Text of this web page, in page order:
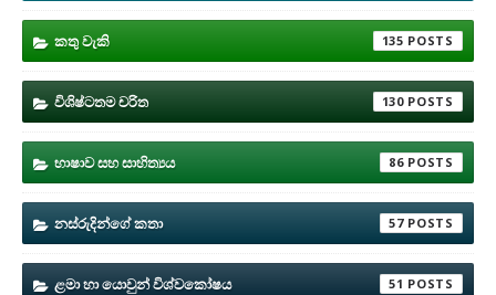
කතු වැකි 135
විශිෂ්ටතම චරිත 130
භාෂාව සහ සාහිත්‍යය 86
නස්රුදින්ගේ කතා 57
ළමා හා යොවුන් විශ්වකෝෂය 51